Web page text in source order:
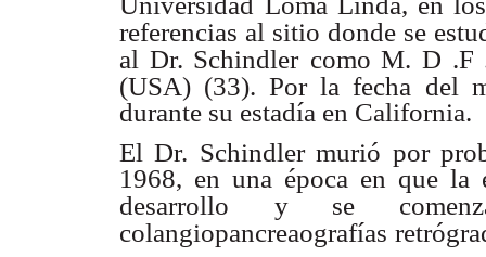
referencias al sitio donde se
al Dr. Schindler como M. D .F
(USA) (33). Por la fecha del
durante su estadía en California.
El Dr. Schindler murió por
1968, en una época en que
desarrollo
y se
colangiopancreaografías